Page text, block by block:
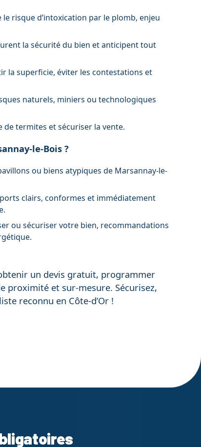
risque d’intoxication par le plomb, enjeu
la sécurité du bien et anticipent tout
la superficie, éviter les contestations et
naturels, miniers ou technologiques
termites et sécuriser la vente.
le-Bois ?
ou biens atypiques de Marsannay-le-
clairs, conformes et immédiatement
ou sécuriser votre bien, recommandations
un devis gratuit, programmer
proximité et sur-mesure. Sécurisez,
reconnu en Côte-d’Or !